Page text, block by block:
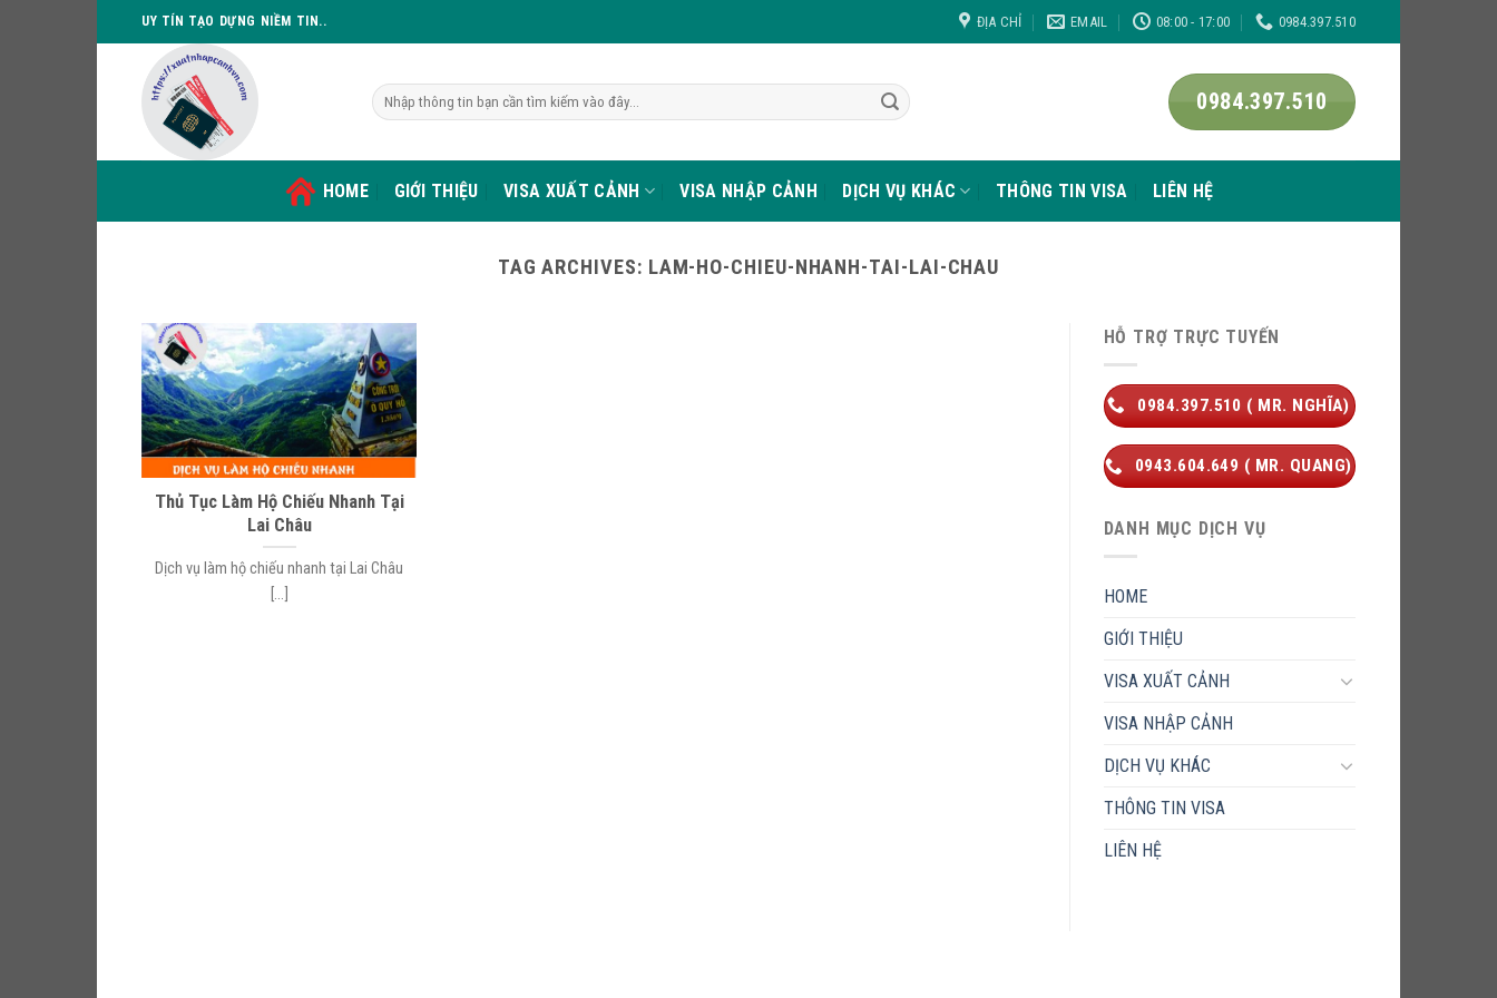
to
UY TÍN TẠO DỰNG NIỀM TIN.. ĐỊA CHỈ EMAIL 08:00 - 17:00 0984.397.510
0984.397.510
HOME GIỚI THIỆU VISA XUẤT CẢNH VISA NHẬP CẢNH DỊCH VỤ KHÁC THÔNG TIN VISA LIÊN HỆ
TAG ARCHIVES: LAM-HO-CHIEU-NHANH-TAI-LAI-CHAU
Thủ Tục Làm Hộ Chiếu Nhanh Tại
Lai Châu
Dịch vụ làm hộ chiếu nhanh tại Lai Châu
[...]
HỖ TRỢ TRỰC TUYẾN
0984.397.510 ( MR. NGHĨA)
0943.604.649 ( MR. QUANG)
DANH MỤC DỊCH VỤ
HOME
GIỚI THIỆU
VISA XUẤT CẢNH
VISA NHẬP CẢNH
DỊCH VỤ KHÁC
THÔNG TIN VISA
LIÊN HỆ